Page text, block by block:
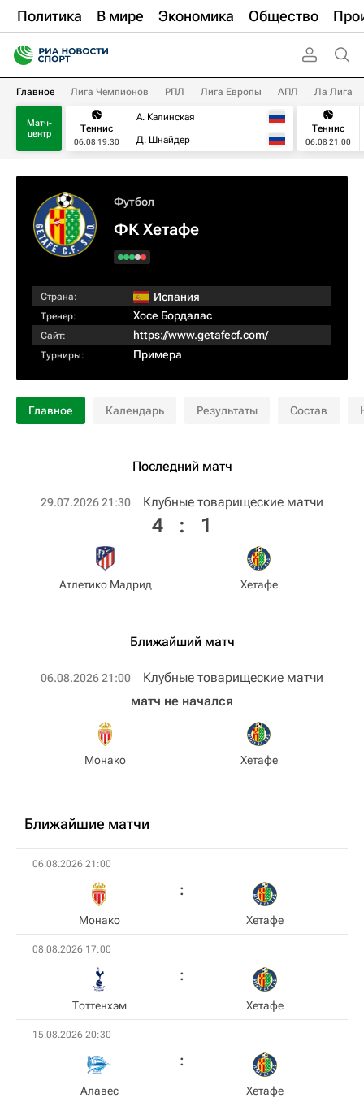
Политика В мире Экономика Общество
Главное Лига Чемпионов РПЛ Лига Европы АПЛ Ла Лига
Матч-
центр
Теннис
06.08 19:30
А. Калинская
Д. Шнайдер
Теннис
06.08 21:00
Футбол
ФК Хетафе
Страна: Испания
Тренер: Хосе Бордалас
Сайт: https://www.getafecf.com/
Турниры: Примера
Главное Календарь Результаты Состав
Последний матч
29.07.2026 21:30 Клубные товарищеские матчи
Атлетико Мадрид
4 : 1
Хетафе
Ближайший матч
06.08.2026 21:00 Клубные товарищеские матчи
Монако
матч не начался
Хетафе
Ближайшие матчи
06.08.2026 21:00
Монако Хетафе
08.08.2026 17:00
Тоттенхэм Хетафе
15.08.2026 20:30
Алавес Хетафе